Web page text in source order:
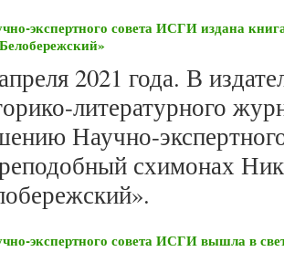
экспертного совета ИСГИ издана
2021 года. В
литературного
Научно-
схимонах
экспертного совета ИСГИ вышла в